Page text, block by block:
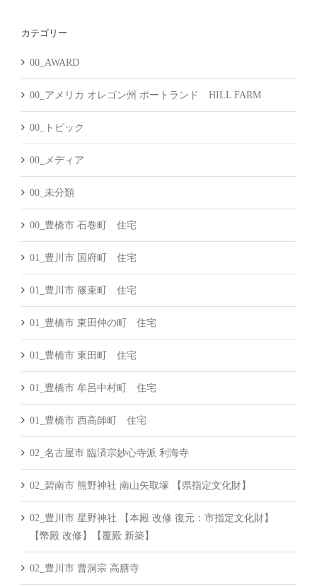
イ
カテゴリー
00_AWARD
00_アメリカ オレゴン州 ポートランド HILL FARM
00_トピック
00_メディア
00_未分類
00_豊橋市 石巻町 住宅
01_豊川市 国府町 住宅
01_豊川市 篠束町 住宅
01_豊橋市 東田仲の町 住宅
01_豊橋市 東田町 住宅
01_豊橋市 牟呂中村町 住宅
01_豊橋市 西高師町 住宅
02_名古屋市 臨済宗妙心寺派 利海寺
02_碧南市 熊野神社 南山矢取塚 【県指定文化財】
02_豊川市 星野神社 【本殿 改修 復元：市指定文化財】
【幣殿 改修】【覆殿 新築】
02_豊川市 曹洞宗 高膳寺